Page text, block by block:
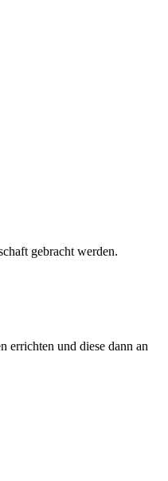
gebracht werden.
errichten und diese dann an